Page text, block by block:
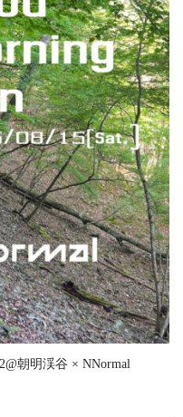
朝明渓谷 × NNormal